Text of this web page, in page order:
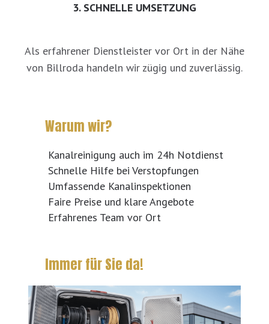
3. SCHNELLE UMSETZUNG
Als erfahrener Dienstleister vor Ort in der Nähe
von Billroda handeln wir zügig und zuverlässig.
Warum wir?
Kanalreinigung auch im 24h Notdienst
Schnelle Hilfe bei Verstopfungen
Umfassende Kanalinspektionen
Faire Preise und klare Angebote
Erfahrenes Team vor Ort
Immer für Sie da!